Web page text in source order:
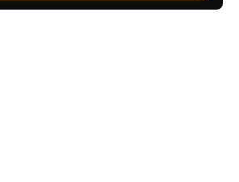
της ΑΕΚ στο φιλικό με την Athens Kallithea